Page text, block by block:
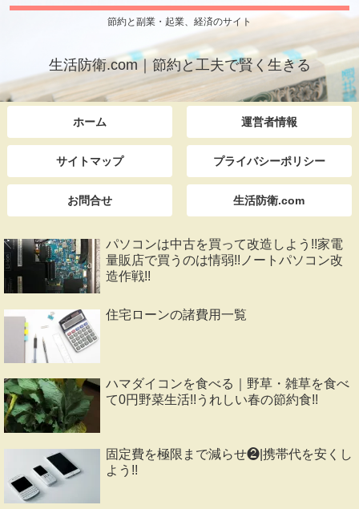
節約と副業・起業、経済のサイト
生活防衛.com｜節約と工夫で賢く生きる
ホーム 運営者情報
サイトマップ プライバシーポリシー
お問合せ 生活防衛.com
パソコンは中古を買って改造しよう!!家電
量販店で買うのは情弱!!ノートパソコン改
造作戦!!
住宅ローンの諸費用一覧
ハマダイコンを食べる｜野草・雑草を食べ
て0円野菜生活!!うれしい春の節約食!!
固定費を極限まで減らせ❷|携帯代を安くし
よう!!